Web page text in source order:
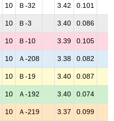
10 Ｂ-32 3.42 0.101
10 Ｂ-3 3.40 0.086
10 Ｂ-10 3.39 0.105
10 Ａ-208 3.38 0.082
10 Ｂ-19 3.40 0.087
10 Ａ-192 3.40 0.074
10 Ａ-219 3.37 0.099